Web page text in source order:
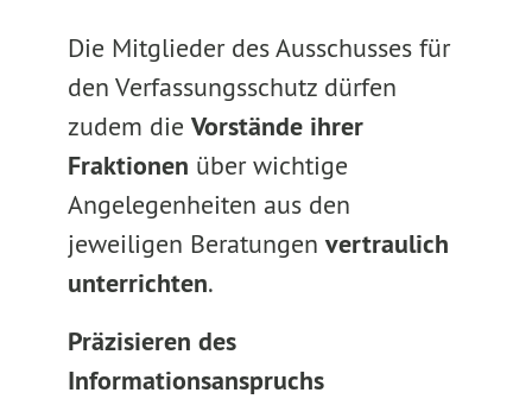
Die Mitglieder des Ausschusses für
den Verfassungsschutz dürfen
zudem die Vorstände ihrer
Fraktionen über wichtige
Angelegenheiten aus den
jeweiligen Beratungen vertraulich
unterrichten.
Präzisieren des
Informationsanspruchs